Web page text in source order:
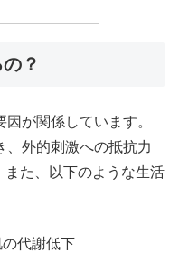
？
が関係しています。
、外的刺激への抵抗力
た、以下のような生活
代謝低下